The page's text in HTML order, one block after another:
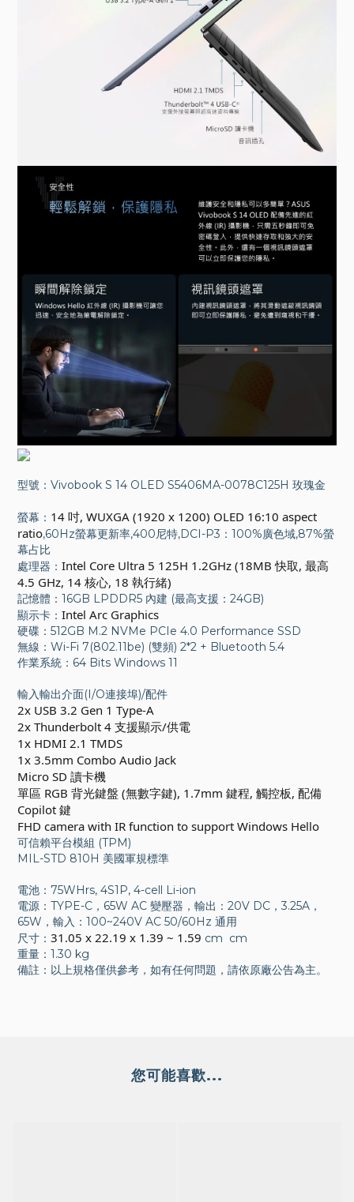
型號：Vivobook S 14 OLED S5406MA-0078C125H 玫瑰金
螢幕： 14 吋, WUXGA (1920 x 1200) OLED 16:10 aspect
ratio,60Hz螢幕更新率,400尼特,DCI-P3：100%廣色域,87%螢
幕占比
處理器： Intel Core Ultra 5 125H 1.2GHz (18MB 快取, 最高
4.5 GHz, 14 核心, 18 執行緒)
記憶體：16GB LPDDR5 內建 (最高支援：24GB)
顯示卡： Intel Arc Graphics
硬碟：512GB M.2 NVMe PCIe 4.0 Performance SSD
無線：Wi-Fi 7(802.11be) (雙頻) 2*2 + Bluetooth 5.4
作業系統：64 Bits Windows 11
輸入輸出介面(I/O連接埠)/配件
2x USB 3.2 Gen 1 Type-A
2x Thunderbolt 4 支援顯示/供電
1x HDMI 2.1 TMDS
1x 3.5mm Combo Audio Jack
Micro SD 讀卡機
單區 RGB 背光鍵盤 (無數字鍵), 1.7mm 鍵程, 觸控板, 配備
Copilot 鍵
FHD camera with IR function to support Windows Hello
可信賴平台模組 (TPM)
MIL-STD 810H 美國軍規標準
電池：75WHrs, 4S1P, 4-cell Li-ion
電源：TYPE-C，65W AC 變壓器，輸出：20V DC，3.25A，
65W，輸入：100~240V AC 50/60Hz 通用
尺寸： 31.05 x 22.19 x 1.39 ~ 1.59 cm cm
重量：1.30 kg
備註：以上規格僅供參考，如有任何問題，請依原廠公告為主。
您可能喜歡...